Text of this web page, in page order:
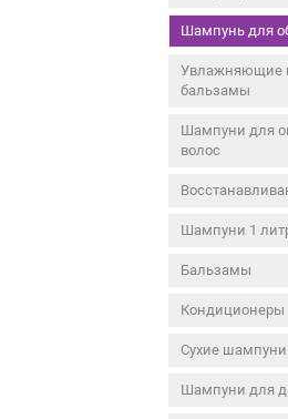
Шампунь для
Увлажняющие
бальзамы
Шампуни для
волос
Шампуни 1
Бальзамы
Кондиционеры
Сухие шампуни
Шампуни для